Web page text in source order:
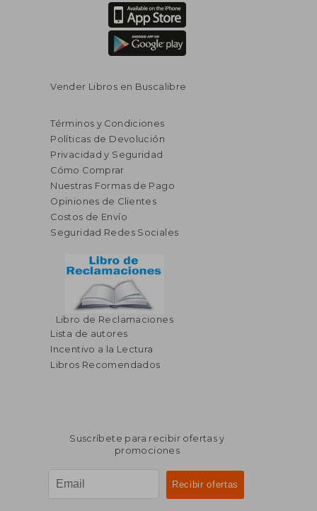
Vender Libros en Buscalibre
Términos y Condiciones
Políticas de Devolución
Privacidad y Seguridad
Cómo Comprar
Nuestras Formas de Pago
Opiniones de Clientes
Costos de Envío
Seguridad Redes Sociales
Libro de Reclamaciones
Lista de autores
Incentivo a la Lectura
Libros Recomendados
Suscríbete para recibir ofertas y
promociones